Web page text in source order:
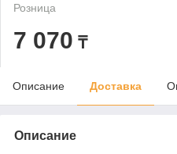
Розница
7 070 ₸
Описание Доставка
Описание